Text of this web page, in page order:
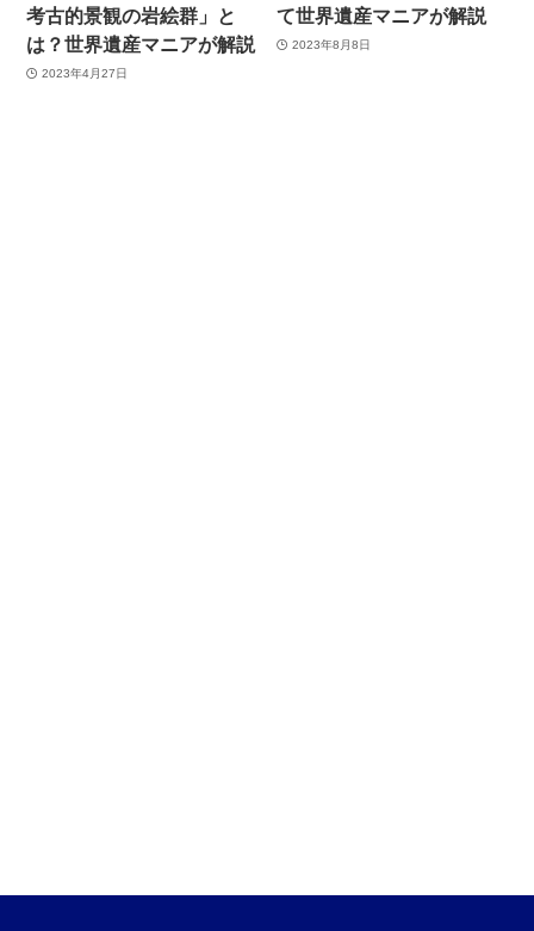
考古的景観の岩絵群」と
は？世界遺産マニアが解説
2023年4月27日
て世界遺産マニアが解説
2023年8月8日